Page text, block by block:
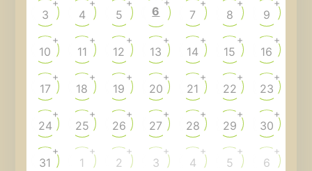
3
+
4
+
5
+
6 7
+
8
+
9
+
10
+
11
+
12
+
13
+
14
+
15
+
16
+
17
+
18
+
19
+
20
+
21
+
22
+
23
+
24
+
25
+
26
+
27
+
28
+
29
+
30
+
31
+
1
+
2
+
3
+
4
+
5
+
6
+